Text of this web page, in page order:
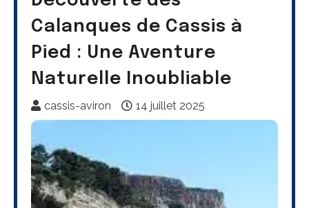
Calanques de Cassis à
Pied : Une Aventure
Naturelle Inoubliable
cassis-aviron 14 juillet 2025